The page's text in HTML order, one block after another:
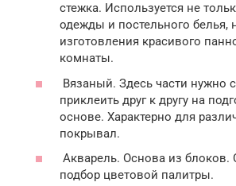
стежка. Используется не
одежды и постельного белья,
изготовления красивого
комнаты.
Вязаный. Здесь части нужно
приклеить друг к другу на
основе. Характерно для
покрывал.
Акварель. Основа из блоков.
подбор цветовой палитры.